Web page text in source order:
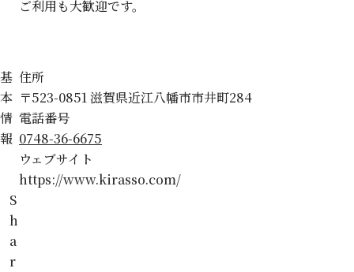
ご利用も大歓迎です。
基
本
情
報
住所
〒523-0851 滋賀県近江八幡市市井町284
電話番号
0748-36-6675
ウェブサイト
https://www.kirasso.com/
S
h
a
r